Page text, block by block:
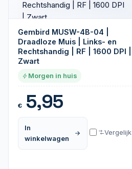
Gembird MUSW-4B-04 |
Draadloze Muis | Links- en
Rechtshandig | RF | 1600 DPI |
Zwart
Morgen in huis
€5,95
In
winkelwagen
Vergelijk